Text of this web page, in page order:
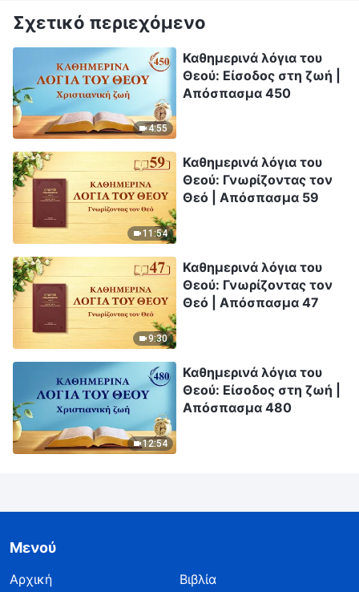
Σχετικό περιεχόμενο
4:55
Καθημερινά λόγια του
Θεού: Είσοδος στη ζωή |
Απόσπασμα 450
11:54
Καθημερινά λόγια του
Θεού: Γνωρίζοντας τον
Θεό | Απόσπασμα 59
9:30
Καθημερινά λόγια του
Θεού: Γνωρίζοντας τον
Θεό | Απόσπασμα 47
12:54
Καθημερινά λόγια του
Θεού: Είσοδος στη ζωή |
Απόσπασμα 480
Μενού
Αρχική
Βιβλία